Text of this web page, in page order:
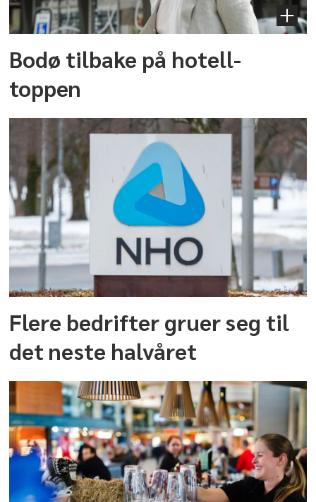
Bodø tilbake på hotell-
toppen
Flere bedrifter gruer seg til
det neste halvåret